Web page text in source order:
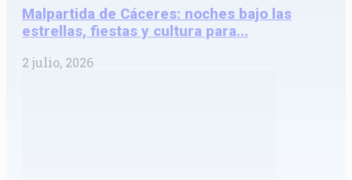
Malpartida de Cáceres: noches bajo las
estrellas, fiestas y cultura para...
2 julio, 2026